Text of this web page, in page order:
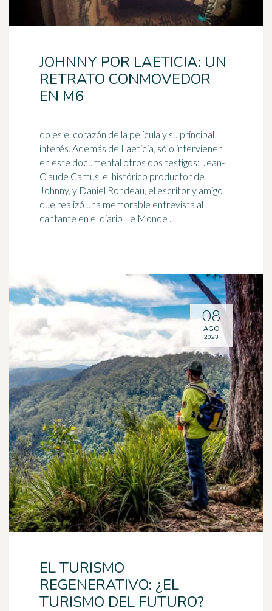
JOHNNY POR LAETICIA: UN
RETRATO CONMOVEDOR
EN M6
do es el corazón de la película y su principal
interés. Además de Laeticia, sólo intervienen
en este documental otros dos testigos: Jean-
Claude Camus, el histórico productor de
Johnny, y Daniel Rondeau, el escritor y amigo
que realizó una memorable entrevista al
cantante en el diario Le Monde ...
EL TURISMO
REGENERATIVO: ¿EL
TURISMO DEL FUTURO?
08
AGO
2023